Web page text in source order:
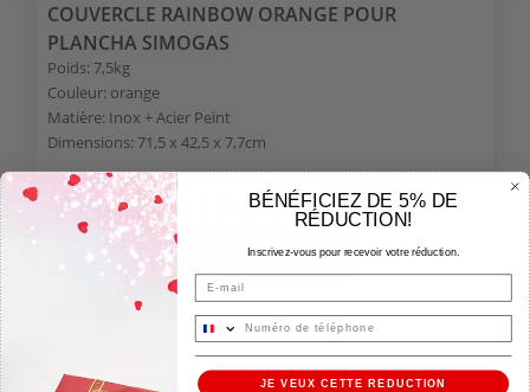
COUVERCLE RAINBOW ORANGE POUR
PLANCHA SIMOGAS
Poids: 7,5kg
Couleur: orange
Matière: Inox + Acier Peint
Dimensions: 71,5 x 42,5 x 7,7cm
164,90 €
VOIR LE PRODUIT
BÉNÉFICIEZ DE 5% DE
RÉDUCTION!
Inscrivez-vous pour recevoir votre réduction.
Email
JE VEUX CETTE REDUCTION